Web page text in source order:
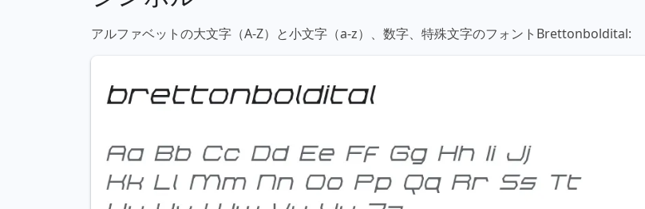
アルファベットの大文字（A-Z）と小文字（a-z）、数字、特殊文字のフォントBrettonboldital: